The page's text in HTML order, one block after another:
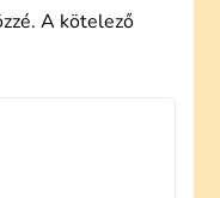
A kötelező